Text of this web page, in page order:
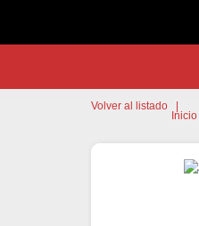
Volver al listado
Inicio